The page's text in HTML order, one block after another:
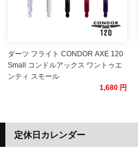
ダーツ フライト CONDOR AXE 120
Small コンドルアックス ワントゥエ
ンティ スモール
1,680 円
定休日カレンダー